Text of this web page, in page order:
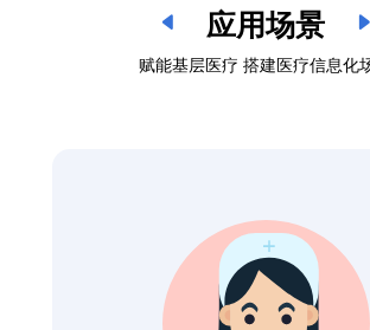
应用场景
赋能基层医疗 搭建医疗信息化